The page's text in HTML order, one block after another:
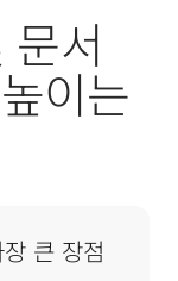
서
이는
큰 장점